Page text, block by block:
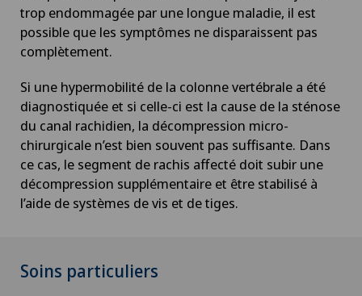
Déchirure des ligaments
Déchirure du talon d’Achille
Densitométrie
Dermatologie & Vénéréologie
trop endommagée par une longue maladie, il est
possible que les symptômes ne disparaissent pas
complètement.
Si une hypermobilité de la colonne vertébrale a été
diagnostiquée et si celle-ci est la cause de la sténose
du canal rachidien, la décompression micro-
chirurgicale n’est bien souvent pas suffisante. Dans
ce cas, le segment de rachis affecté doit subir une
décompression supplémentaire et être stabilisé à
l’aide de systèmes de vis et de tiges.
Soins particuliers